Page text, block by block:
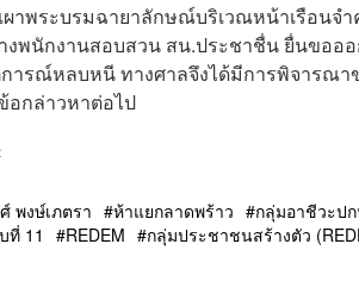
าพระบรมฉายาลักษณ์บริเวณหน้าเรือนจำ
งพนักงานสอบสวน สน.ประชาชื่น ยื่นขออ
การณ์หลบหนี ทางศาลจึงได้มีการพิจารณ
อกล่าวหาต่อไป
พงษ์เภตรา ห้าแยกลาดพร้าว
กลุ่มอาชีวะป
ที่ 11 REDEM กลุ่มประชาชนสร้างตัว